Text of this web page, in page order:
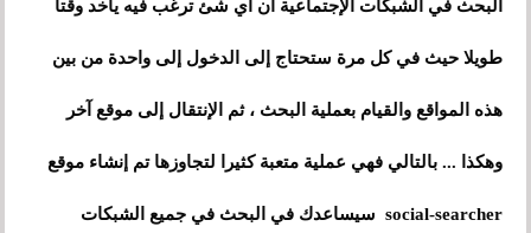
البحث في الشبكات الإجتماعية أن أي شئ ترغب فيه يأخد وقتا
طويلا حيث في كل مرة ستحتاج إلى الدخول إلى واحدة من بين
هذه المواقع والقيام بعملية البحث ، ثم الإنتقال إلى موقع آخر
وهكذا ... بالتالي فهي عملية متعبة كثيرا لتجاوزها تم إنشاء موقع
social-searcher سيساعدك في البحث في جميع الشبكات